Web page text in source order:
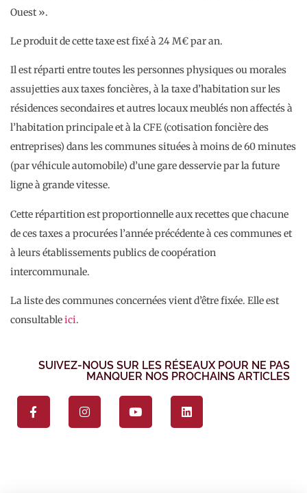
Ouest ».
Le produit de cette taxe est fixé à 24 M€ par an.
Il est réparti entre toutes les personnes physiques ou morales
assujetties aux taxes foncières, à la taxe d’habitation sur les
résidences secondaires et autres locaux meublés non affectés à
l’habitation principale et à la CFE (cotisation foncière des
entreprises) dans les communes situées à moins de 60 minutes
(par véhicule automobile) d’une gare desservie par la future
ligne à grande vitesse.
Cette répartition est proportionnelle aux recettes que chacune
de ces taxes a procurées l’année précédente à ces communes et
à leurs établissements publics de coopération
intercommunale.
La liste des communes concernées vient d’être fixée. Elle est
consultableici.
SUIVEZ-NOUS SUR LES RÉSEAUX POUR NE PAS
MANQUER NOS PROCHAINS ARTICLES